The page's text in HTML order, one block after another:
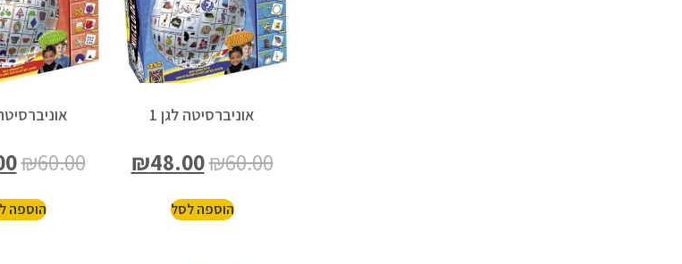
אוניברסיטה לגן 1
₪60.00
₪48.00
הוספה לסל
אוניברסיטה
₪60.00
הוספה